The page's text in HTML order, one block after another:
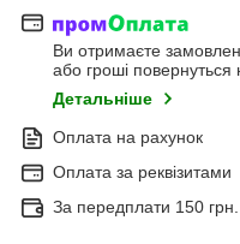
Ви отримаєте
або гроші повернуться
Детальніше
Оплата на рахунок
Оплата за реквізитами
За передплати 150